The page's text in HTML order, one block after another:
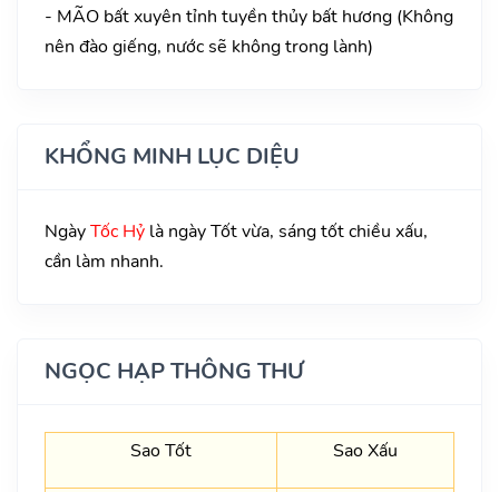
- MÃO bất xuyên tỉnh tuyền thủy bất hương (Không
nên đào giếng, nước sẽ không trong lành)
KHỔNG MINH LỤC DIỆU
NgàyTốc Hỷ là ngày Tốt vừa, sáng tốt chiều xấu,
cần làm nhanh.
NGỌC HẠP THÔNG THƯ
Sao Tốt Sao Xấu